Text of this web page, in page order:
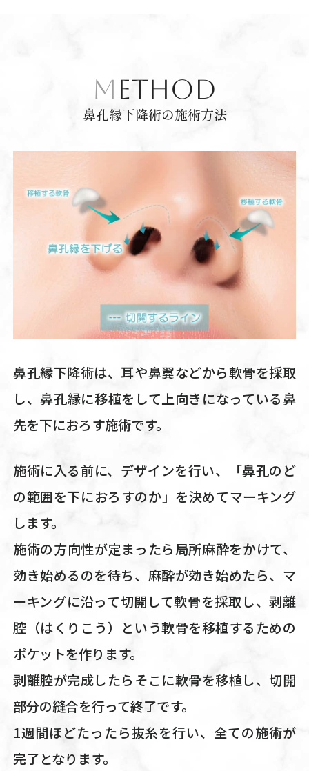
METHOD
鼻孔縁下降術の施術方法
鼻孔縁下降術は、耳や鼻翼などから軟骨を採取
し、鼻孔縁に移植をして上向きになっている鼻
先を下におろす施術です。
施術に入る前に、デザインを行い、「鼻孔のど
の範囲を下におろすのか」を決めてマーキング
します。
施術の方向性が定まったら局所麻酔をかけて、
効き始めるのを待ち、麻酔が効き始めたら、マ
ーキングに沿って切開して軟骨を採取し、剥離
腔（はくりこう）という軟骨を移植するための
ポケットを作ります。
剥離腔が完成したらそこに軟骨を移植し、切開
部分の縫合を行って終了です。
1週間ほどたったら抜糸を行い、全ての施術が
完了となります。